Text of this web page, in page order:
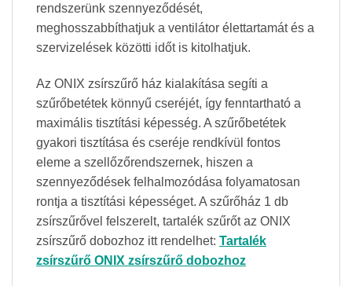
rendszerünk szennyeződését,
meghosszabbíthatjuk a ventilátor élettartamát és a
szervizelések közötti időt is kitolhatjuk.
Az ONIX zsírszűrő ház kialakítása segíti a
szűrőbetétek könnyű cseréjét, így fenntartható a
maximális tisztítási képesség. A szűrőbetétek
gyakori tisztítása és cseréje rendkívül fontos
eleme a szellőzőrendszernek, hiszen a
szennyeződések felhalmozódása folyamatosan
rontja a tisztítási képességet. A szűrőház 1 db
zsírszűrővel felszerelt, tartalék szűrőt az ONIX
zsírszűrő dobozhoz itt rendelhet: Tartalék
zsírszűrő ONIX zsírszűrő dobozhoz